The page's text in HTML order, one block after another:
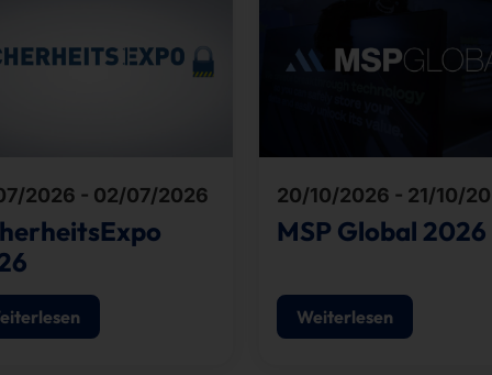
2026 - 02/07/2026 20/10/2026 - 21/10/
MSP Global 2026
Weiterlesen